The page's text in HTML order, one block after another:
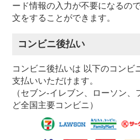
ード情報の入力が不要になるの
文をすることができます。
コンビニ後払い
コンビニ後払いは 以下のコンビ
支払いいただけます。
（セブン-イレブン、ローソン、
ど全国主要コンビニ）